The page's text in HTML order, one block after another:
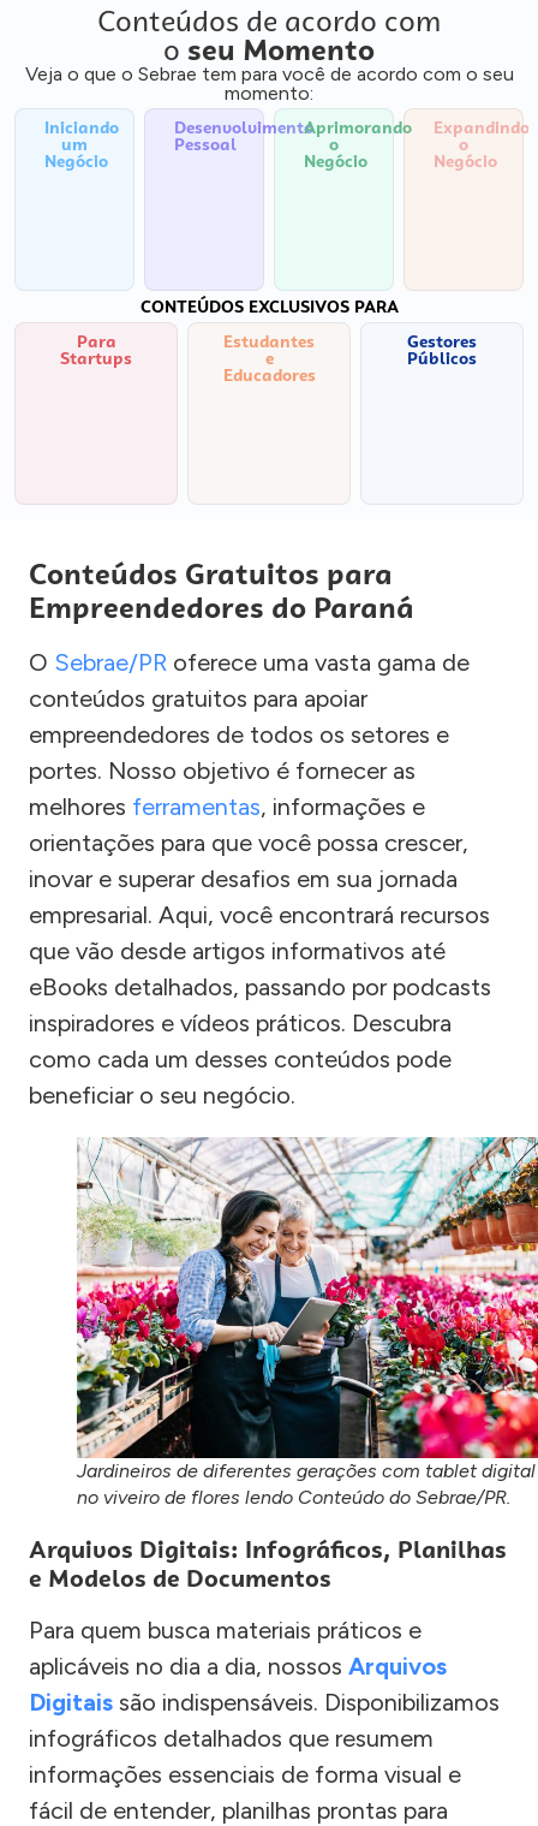
Conteúdos de acordo com
o seu Momento
Veja o que o Sebrae tem para você de acordo com o seu
momento:
Iniciando
um
Negócio
Desenvolvimento
Pessoal
Aprimorando
o
Negócio
Expandindo
o
Negócio
CONTEÚDOS EXCLUSIVOS PARA
Para
Startups
Estudantes
e
Educadores
Gestores
Públicos
Conteúdos Gratuitos para
Empreendedores do Paraná
O Sebrae/PR oferece uma vasta gama de
conteúdos gratuitos para apoiar
empreendedores de todos os setores e
portes. Nosso objetivo é fornecer as
melhores ferramentas, informações e
orientações para que você possa crescer,
inovar e superar desafios em sua jornada
empresarial. Aqui, você encontrará recursos
que vão desde artigos informativos até
eBooks detalhados, passando por podcasts
inspiradores e vídeos práticos. Descubra
como cada um desses conteúdos pode
beneficiar o seu negócio.
Jardineiros de diferentes gerações com tablet digital
no viveiro de flores lendo Conteúdo do Sebrae/PR.
Arquivos Digitais: Infográficos, Planilhas
e Modelos de Documentos
Para quem busca materiais práticos e
aplicáveis no dia a dia, nossos Arquivos
Digitais são indispensáveis. Disponibilizamos
infográficos detalhados que resumem
informações essenciais de forma visual e
fácil de entender, planilhas prontas para